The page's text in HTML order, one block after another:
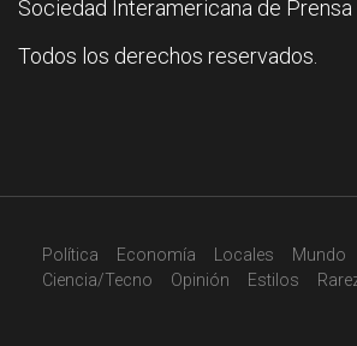
Sociedad Interamericana de Prensa
Todos los derechos reservados.
Política Economía Locales Mundo
Ciencia/Tecno
Opinión Estilos